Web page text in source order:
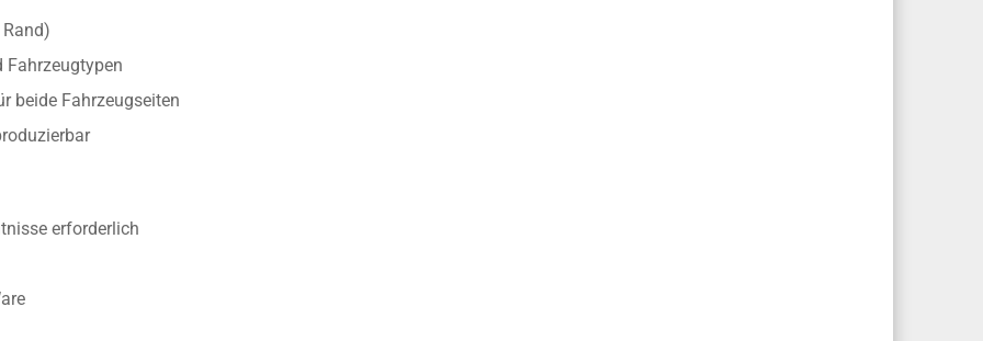
Fahrzeugtypen
beide Fahrzeugseiten
erforderlich